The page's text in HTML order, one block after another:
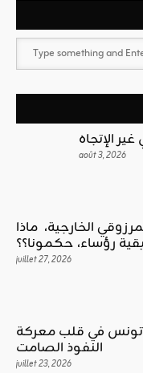
الإتجاه
août 3, 2026
الخارجية، ماذا
رؤساء، حكمونا؟؟
juillet 27, 2026
تونس في قلب معركة
النفوذ الصامت
juillet 23, 2026